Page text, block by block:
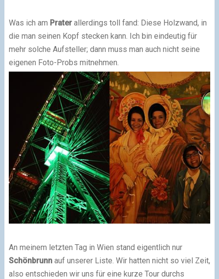
Was ich am Prater allerdings toll fand: Diese Holzwand, in
die man seinen Kopf stecken kann. Ich bin eindeutig für
mehr solche Aufsteller; dann muss man auch nicht seine
eigenen Foto-Probs mitnehmen.
An meinem letzten Tag in Wien stand eigentlich nur
Schönbrunn auf unserer Liste. Wir hatten nicht so viel Zeit,
also entschieden wir uns für eine kurze Tour durchs